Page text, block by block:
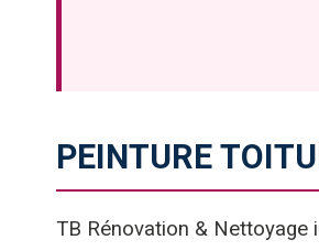
PEINTURE
TB Rénovation &